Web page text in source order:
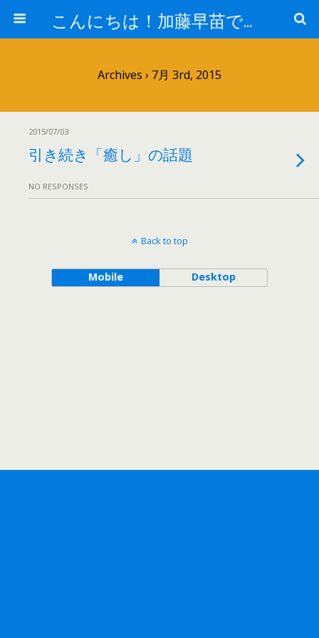
こんにちは！加藤早苗です。
Archives › 7月 3rd, 2015
2015/07/03
引き続き「癒し」の話題
NO RESPONSES
Back to top
Mobile Desktop